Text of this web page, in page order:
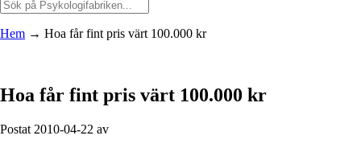
Hem → Hoa får fint pris värt 100.000 kr
Hoa får fint pris värt 100.000 kr
Postat 2010-04-22 av